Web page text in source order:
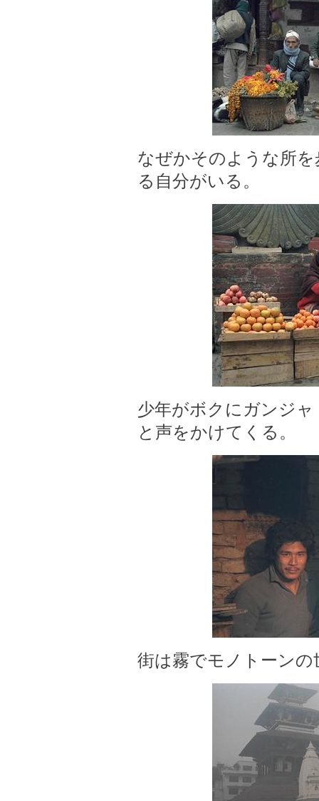
なぜかそのような所
る自分がいる。
少年がボクにガンジ
と声をかけてくる。
街は霧でモノトーン